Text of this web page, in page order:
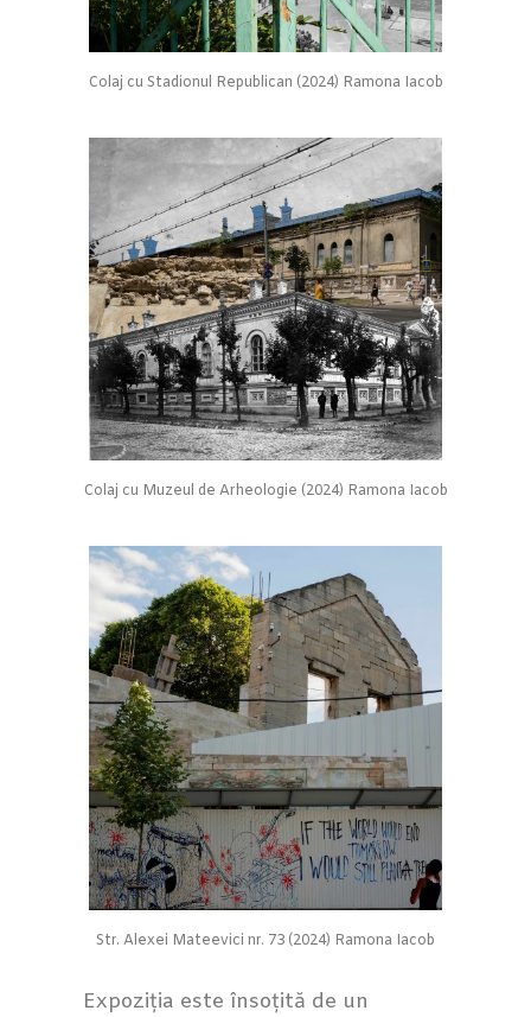
Colaj cu Stadionul Republican (2024) Ramona Iacob
Colaj cu Muzeul de Arheologie (2024) Ramona Iacob
Str. Alexei Mateevici nr. 73 (2024) Ramona Iacob
Expoziția este însoțită de un